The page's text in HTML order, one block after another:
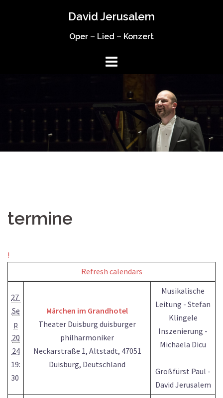
David Jerusalem
Oper – Lied – Konzert
termine
!
Refresh calendars
27
Se
p
20
24
19:
30
Märchen im Grandhotel
Theater Duisburg duisburger
philharmoniker
Neckarstraße 1, Altstadt, 47051
Duisburg, Deutschland
Musikalische
Leitung - Stefan
Klingele
Inszenierung -
Michaela Dicu
Großfürst Paul -
David Jerusalem